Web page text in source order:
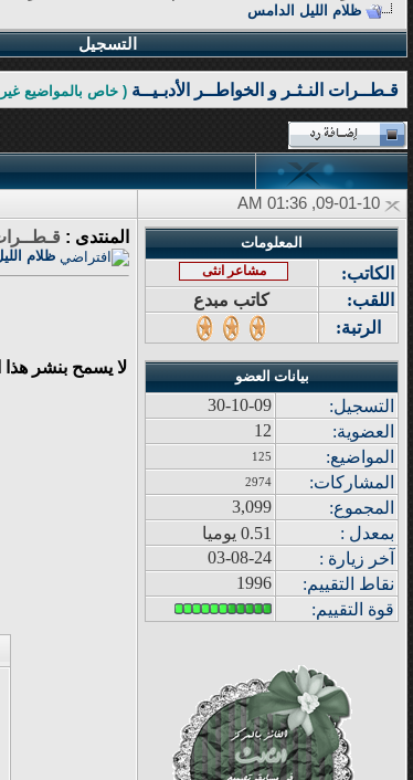
ظلام الليل الدامس
التسجيل
قـطــرات النـثـر و الخواطــر الأدبـيــة ( خاص بالمواضيع غير
المعلومات
الكاتب: مشاعر انثى
اللقب:
كاتب مبدع
الرتبة:
بيانات العضو
التسجيل:
30-10-09
العضوية:
12
المواضيع:
125
المشاركات:
2974
المجموع:
3,099
بمعدل :
0.51 يوميا
خر زيار ة :
03-08-24
نقاط التقييم:
1996
قوة التقييم:
المنتدى :
ظلام
لا يسمح بنشر